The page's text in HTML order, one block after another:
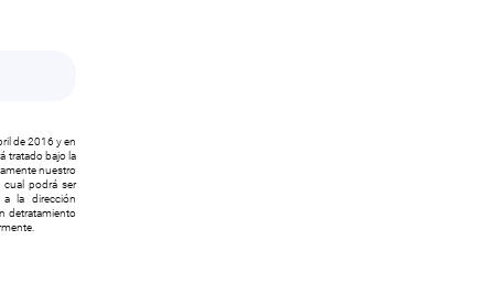
de 2016 y en
tratado bajo la
nuestro
cual podrá ser
a la dirección
detratamiento